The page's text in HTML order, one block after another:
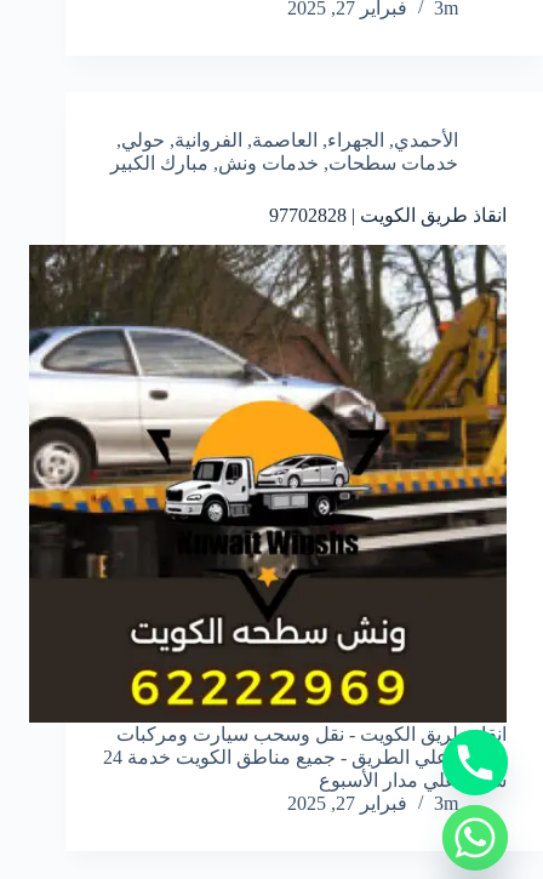
3m
فبراير 27, 2025
الأحمدي, الجهراء, العاصمة, الفروانية, حولي,
خدمات سطحات, خدمات ونش, مبارك الكبير
انقاذ طريق الكويت | 97702828
انقاذ طريق الكويت - نقل وسحب سيارت ومركبات
معطلة علي الطريق - جميع مناطق الكويت خدمة 24
ساعة علي مدار الأسبوع
3m
فبراير 27, 2025
H
i
d
e
c
a